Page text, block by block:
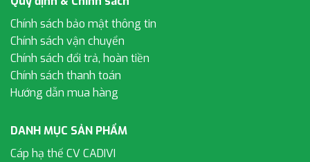
Chính sách bảo mật thông tin
Chính sách vận chuyển
Chính sách đổi trả, hoàn tiền
Chính sách thanh toán
Hướng dẫn mua hàng
DANH MỤC SẢN PHẨM
Cáp hạ thế CV CADIVI